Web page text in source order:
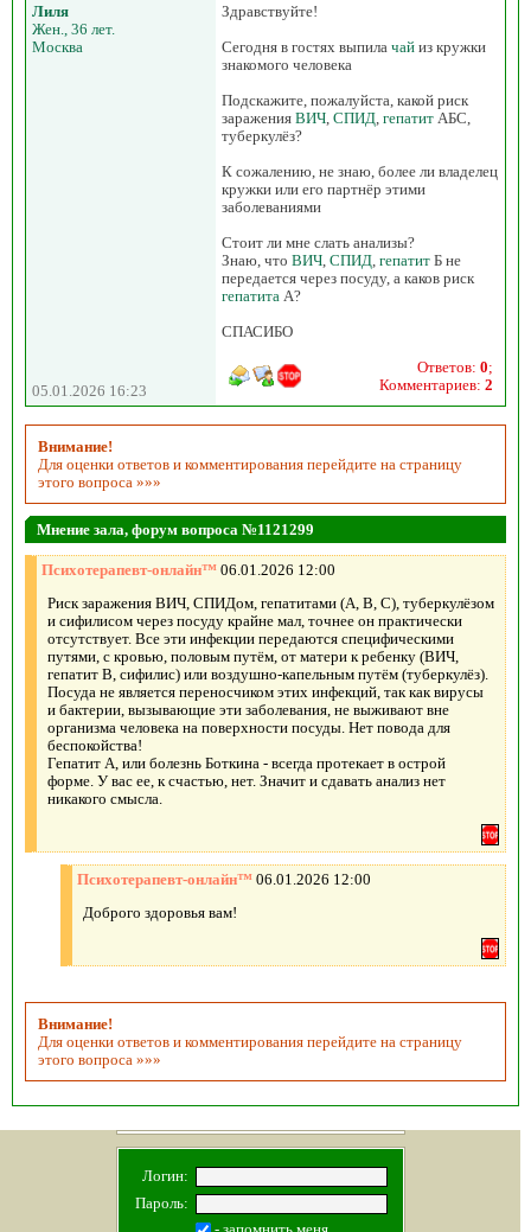
Лиля
Жен., 36 лет.
Москва
Здравствуйте!
Сегодня в гостях выпила чай из кружки
знакомого человека
Подскажите, пожалуйста, какой риск
заражения ВИЧ СПИД гепатит АБС,
туберкулёз?
К сожалению, не знаю, более ли владелец
кружки или его партнёр этими
заболеваниями
Стоит ли мне слать анализы?
Знаю, что ВИЧ СПИД гепатит Б не
передается через посуду, а каков риск
гепатита А?
СПАСИБО
05.01.2026 16:23
Ответов: 0;
Комментариев: 2
Внимание!
Для оценки ответов и комментирования перейдите на страницу
этого вопроса »»»
Мнение зала, форум вопроса №1121299
Психотерапевт-онлайн™ 06.01.2026 12:00
Риск заражения ВИЧ, СПИДом, гепатитами (A, B, C), туберкулёзом
и сифилисом через посуду крайне мал, точнее он практически
отсутствует. Все эти инфекции передаются специфическими
путями, с кровью, половым путём, от матери к ребенку (ВИЧ,
гепатит B, сифилис) или воздушно-капельным путём (туберкулёз).
Посуда не является переносчиком этих инфекций, так как вирусы
и бактерии, вызывающие эти заболевания, не выживают вне
организма человека на поверхности посуды. Нет повода для
беспокойства!
Гепатит А, или болезнь Боткина - всегда протекает в острой
форме. У вас ее, к счастью, нет. Значит и сдавать анализ нет
никакого смысла.
Психотерапевт-онлайн™ 06.01.2026 12:00
Доброго здоровья вам!
Внимание!
Для оценки ответов и комментирования перейдите на страницу
этого вопроса »»»
Логин:
Пароль:
- запомнить меня